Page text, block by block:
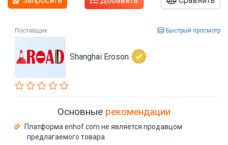
Поставщик Быстрый просмотр
Shanghai Eroson
Основные рекомендации
Платформа enhof.com не является продавцом
предлагаемого товара